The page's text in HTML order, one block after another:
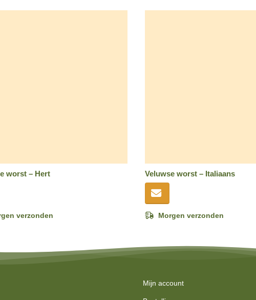
worst – Hert
verzonden
Veluwse worst – Italiaans
Morgen verzonden
Mijn account